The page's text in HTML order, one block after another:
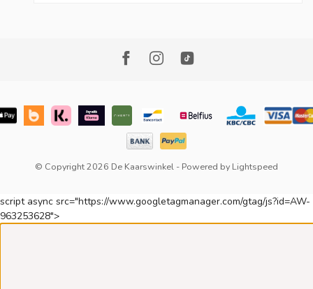
© Copyright 2026 De Kaarswinkel - Powered by Lightspeed
script async src="https://www.googletagmanager.com/gtag/js?id=AW-
963253628">